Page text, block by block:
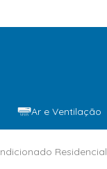
Ar e Ventilação
Residencial